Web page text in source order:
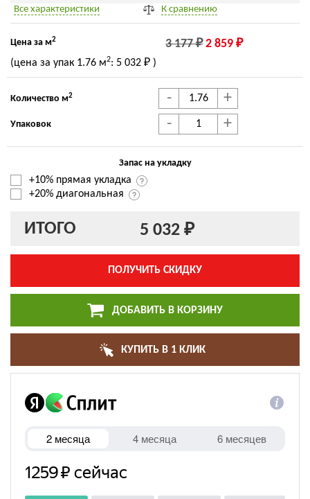
Все характеристики
К сравнению
Цена за м2 3 177 ₽ 2 859 ₽
(цена за упак 1.76 м2: 5 032 ₽ )
Количество м2 - +
Упаковок - +
Запас на укладку
+10% прямая укладка
+20% диагональная
ИТОГО 5 032 ₽
ПОЛУЧИТЬ СКИДКУ
ДОБАВИТЬ В КОРЗИНУ
КУПИТЬ В 1 КЛИК